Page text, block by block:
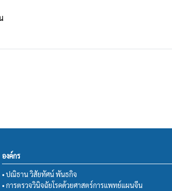
องค์กร
• ปณิธาน วิสัยทัศน์ พันธกิจ
• การตรวจวินิจฉัยโรคด้วยศาสตร์การแพทย์แผนจีน